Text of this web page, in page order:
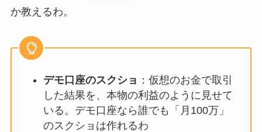
か教えるわ。
デモ口座のスクショ ：仮想のお金で取引
した結果を、本物の利益のように見せて
いる。デモ口座なら誰でも「月100万」
のスクショは作れるわ